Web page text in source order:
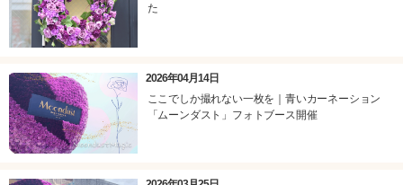
た
2026年04月14日
ここでしか撮れない一枚を｜青いカーネーション
「ムーンダスト」フォトブース開催